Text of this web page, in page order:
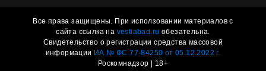
Все права защищены. При исползовании материалов с
сайта ссылка на vestiabad.ru обезательна.
Свидетельство о регистрации средства массовой
информации ИА № ФС 77-84250 от 05.12.2022 г.
Роскомнадзор | 18+